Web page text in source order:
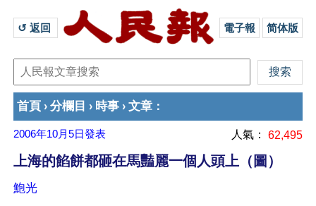
↺ 返回 電子報 简体版
首頁 › 分欄目 › 時事 › 文章 ：
2006年10月5日發表 人氣： 62,495
上海的餡餅都砸在馬豔麗一個人頭上（圖）
鮑光